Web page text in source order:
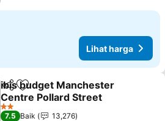
Lihat harga
KongsiTambah ke favorit
ibis budget Manchester
Centre Pollard Street
Lihat harga
2 Bintang
7.5 Baik
13,276